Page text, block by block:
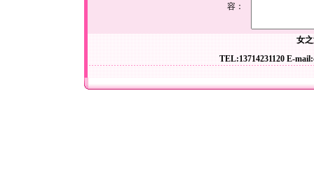
容：
女
TEL:13714231120 E-mail: